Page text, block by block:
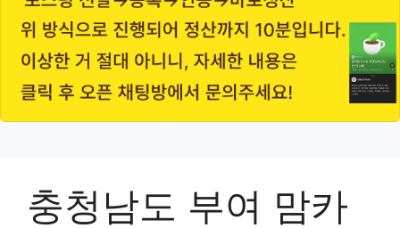
충청남도 부여 맘카